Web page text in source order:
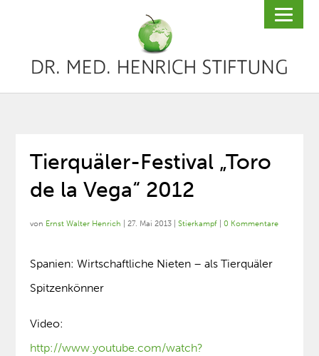
Tierquäler-Festival „Toro
de la Vega“ 2012
von Ernst Walter Henrich |27. Mai 2013 |Stierkampf |0 Kommentare
Spanien: Wirtschaftliche Nieten – als Tierquäler
Spitzenkönner
Video:
http://www.youtube.com/watch?